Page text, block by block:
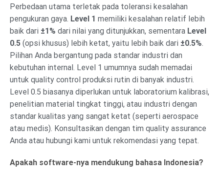
Perbedaan utama terletak pada toleransi kesalahan
pengukuran gaya. Level 1 memiliki kesalahan relatif lebih
baik dari ±1% dari nilai yang ditunjukkan, sementara Level
0.5 (opsi khusus) lebih ketat, yaitu lebih baik dari ±0.5%.
Pilihan Anda bergantung pada standar industri dan
kebutuhan internal. Level 1 umumnya sudah memadai
untuk quality control produksi rutin di banyak industri.
Level 0.5 biasanya diperlukan untuk laboratorium kalibrasi,
penelitian material tingkat tinggi, atau industri dengan
standar kualitas yang sangat ketat (seperti aerospace
atau medis). Konsultasikan dengan tim quality assurance
Anda atau hubungi kami untuk rekomendasi yang tepat.
Apakah software-nya mendukung bahasa Indonesia?